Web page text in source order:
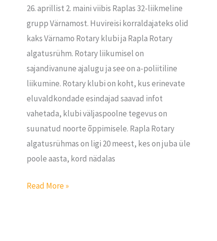
26. aprillist 2. maini viibis Raplas 32-liikmeline
grupp Värnamost. Huvireisi korraldajateks olid
kaks Värnamo Rotary klubi ja Rapla Rotary
algatusrühm. Rotary liikumisel on
sajandivanune ajalugu ja see on a-poliitiline
liikumine. Rotary klubi on koht, kus erinevate
eluvaldkondade esindajad saavad infot
vahetada, klubi väljaspoolne tegevus on
suunatud noorte õppimisele. Rapla Rotary
algatusrühmas on ligi 20 meest, kes on juba üle
poole aasta, kord nädalas
Read More »